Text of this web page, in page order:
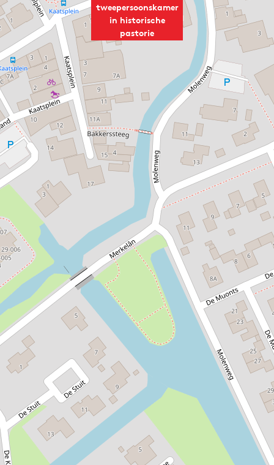
tweepersoonskamer
in historische
pastorie